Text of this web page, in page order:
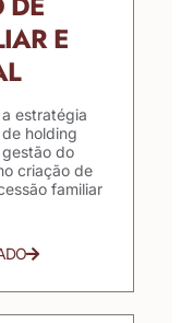
E
estratégia
holding
do
criação de
familiar